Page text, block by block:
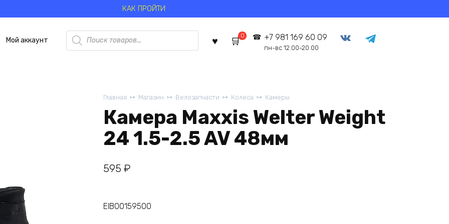
КАК ПРОЙТИ
Мой аккаунт
Поиск
товаров
0 +7 981 169 60 09
пн-вс 12.00-20.00
Главная
Магазин Велозапчасти Колеса Камеры
Камера Maxxis Welter Weight
24 1.5-2.5 AV 48мм
595 ₽
EIB00159500